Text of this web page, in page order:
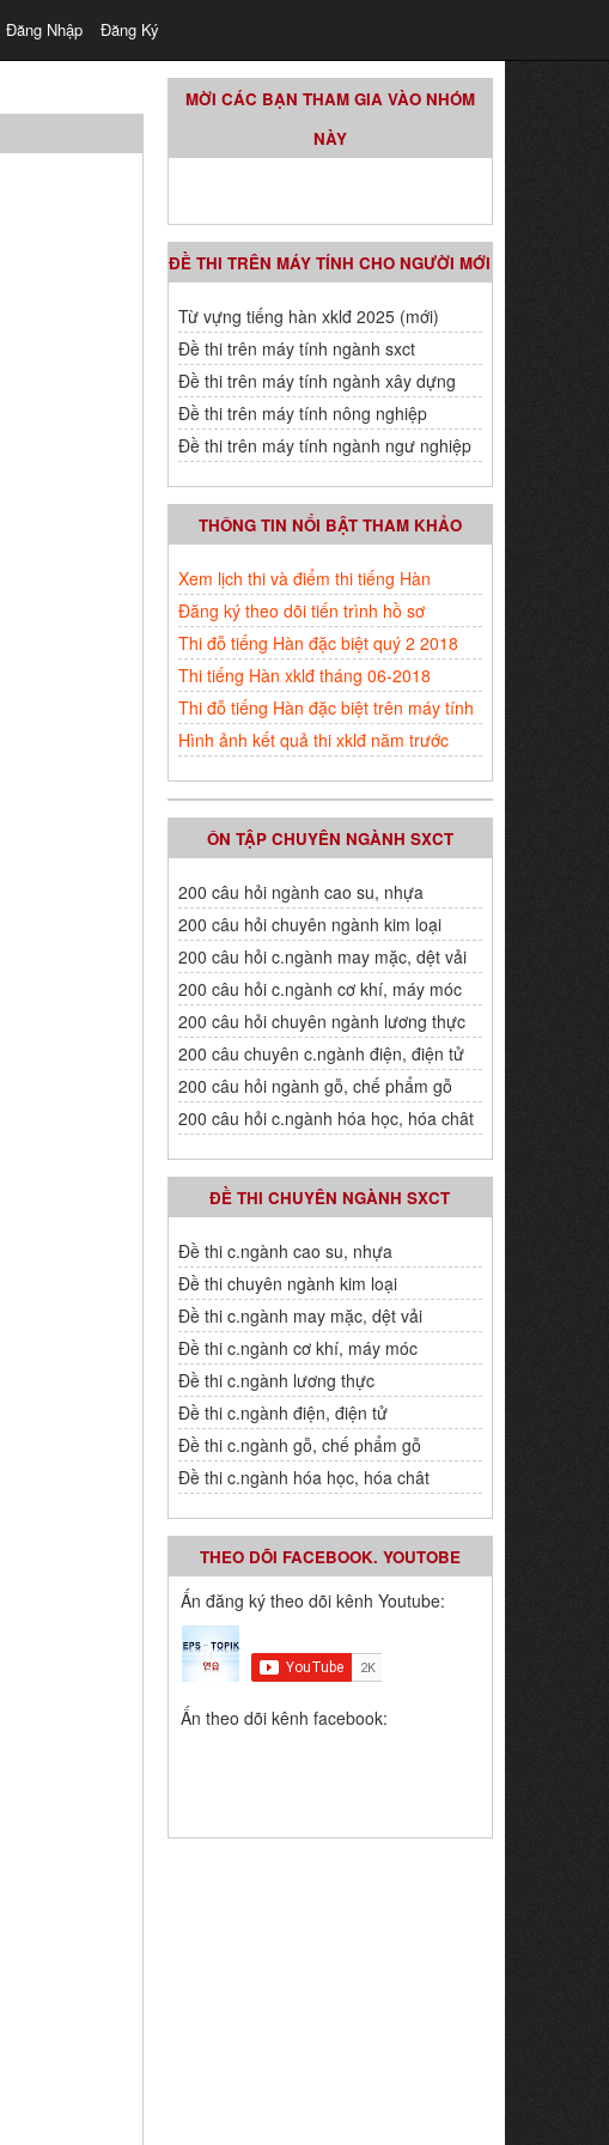
Đăng Nhập Đăng Ký
MỜI CÁC BẠN THAM GIA VÀO NHÓM
NÀY
ĐỀ THI TRÊN MÁY TÍNH CHO NGƯỜI MỚI
Từ vựng tiếng hàn xklđ 2025 (mới)
Đề thi trên máy tính ngành sxct
Đề thi trên máy tính ngành xây dựng
Đề thi trên máy tính nông nghiệp
Đề thi trên máy tính ngành ngư nghiệp
THÔNG TIN NỔI BẬT THAM KHẢO
Xem lịch thi và điểm thi tiếng Hàn
Đăng ký theo dõi tiến trình hồ sơ
Thi đỗ tiếng Hàn đặc biệt quý 2 2018
Thi tiếng Hàn xklđ tháng 06-2018
Thi đỗ tiếng Hàn đặc biệt trên máy tính
Hình ảnh kết quả thi xklđ năm trước
ÔN TẬP CHUYÊN NGÀNH SXCT
200 câu hỏi ngành cao su, nhựa
200 câu hỏi chuyên ngành kim loại
200 câu hỏi c.ngành may mặc, dệt vải
200 câu hỏi c.ngành cơ khí, máy móc
200 câu hỏi chuyên ngành lương thực
200 câu chuyên c.ngành điện, điện tử
200 câu hỏi ngành gỗ, chế phẩm gỗ
200 câu hỏi c.ngành hóa học, hóa chât
ĐỀ THI CHUYÊN NGÀNH SXCT
Đề thi c.ngành cao su, nhựa
Đề thi chuyên ngành kim loại
Đề thi c.ngành may mặc, dệt vải
Đề thi c.ngành cơ khí, máy móc
Đề thi c.ngành lương thực
Đề thi c.ngành điện, điện tử
Đề thi c.ngành gỗ, chế phẩm gỗ
Đề thi c.ngành hóa học, hóa chât
THEO DÕI FACEBOOK. YOUTOBE
Ấn đăng ký theo dõi kênh Youtube:
Ấn theo dõi kênh facebook: